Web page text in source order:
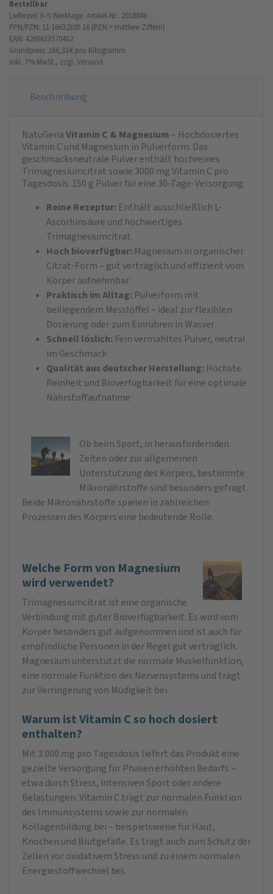
Bestellbar
Lieferzeit 3–5 Werktage. Artikel-Nr.: 2018046
PPN/PZN: 11 16632305 16 (PZN = mittlere Ziffern)
EAN: 4260633570462
Grundpreis: 166,33 € pro Kilogramm
inkl. 7% MwSt., zzgl. Versand
Beschreibung
NatuGenaVitamin C & Magnesium – Hochdosiertes
Vitamin C und Magnesium in Pulverform. Das
geschmacksneutrale Pulver enthält hochreines
Trimagnesiumcitrat sowie 3000 mg Vitamin C pro
Tagesdosis. 150 g Pulver für eine 30-Tage-Versorgung.
Reine Rezeptur: Enthält ausschließlich L-
Ascorbinsäure und hochwertiges
Trimagnesiumcitrat
Hoch bioverfügbar: Magnesium in organischer
Citrat-Form – gut verträglich und effizient vom
Körper aufnehmbar
Praktisch im Alltag: Pulverform mit
beiliegendem Messlöffel – ideal zur flexiblen
Dosierung oder zum Einrühren in Wasser
Schnell löslich: Fein vermahltes Pulver, neutral
im Geschmack
Qualität aus deutscher Herstellung: Höchste
Reinheit und Bioverfügbarkeit für eine optimale
Nährstoffaufnahme
Ob beim Sport, in herausfordernden
Zeiten oder zur allgemeinen
Unterstützung des Körpers, bestimmte
Mikronährstoffe sind besonders gefragt.
Beide Mikronährstoffe spielen in zahlreichen
Prozessen des Körpers eine bedeutende Rolle.
Welche Form von Magnesium
wird verwendet?
Trimagnesiumcitrat ist eine organische
Verbindung mit guter Bioverfügbarkeit. Es wird vom
Körper besonders gut aufgenommen und ist auch für
empfindliche Personen in der Regel gut verträglich.
Magnesium unterstützt die normale Muskelfunktion,
eine normale Funktion des Nervensystems und trägt
zur Verringerung von Müdigkeit bei.
Warum ist Vitamin C so hoch dosiert
enthalten?
Mit 3.000 mg pro Tagesdosis liefert das Produkt eine
gezielte Versorgung für Phasen erhöhten Bedarfs –
etwa durch Stress, intensiven Sport oder andere
Belastungen. Vitamin C trägt zur normalen Funktion
des Immunsystems sowie zur normalen
Kollagenbildung bei – beispielsweise für Haut,
Knochen und Blutgefäße. Es trägt auch zum Schutz der
Zellen vor oxidativem Stress und zu einem normalen
Energiestoffwechsel bei.